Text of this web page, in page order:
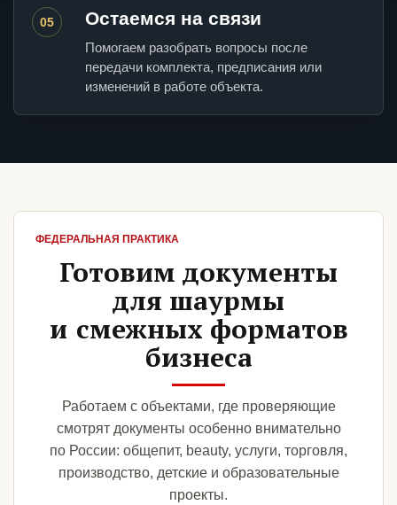
05 Остаемся на связи
Помогаем разобрать вопросы после
передачи комплекта, предписания или
изменений в работе объекта.
ФЕДЕРАЛЬНАЯ ПРАКТИКА
Готовим документы
для шаурмы
и смежных форматов
бизнеса
Работаем с объектами, где проверяющие
смотрят документы особенно внимательно
по России: общепит, beauty, услуги, торговля,
производство, детские и образовательные
проекты.